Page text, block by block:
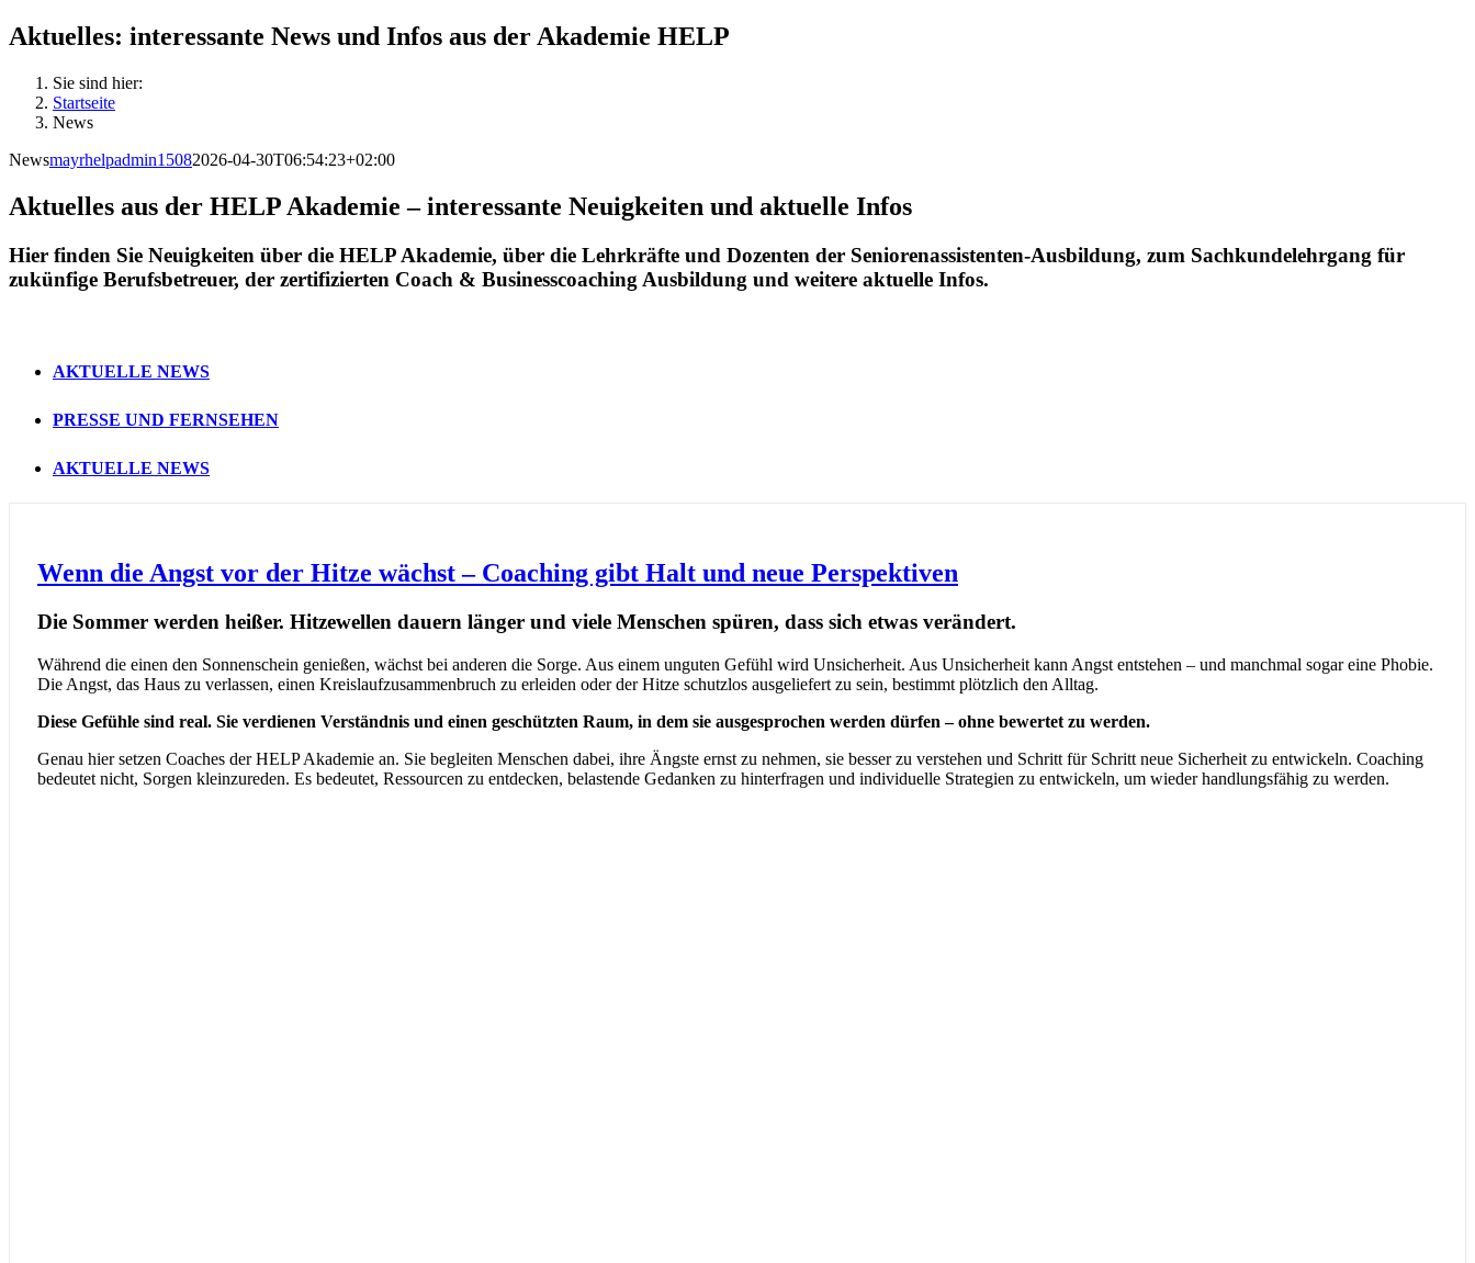
Aktuelles: interessante News und Infos aus der Akademie HELP
Sie sind hier:
Startseite
News
Newsmayrhelpadmin15082026-04-30T06:54:23+02:00
Aktuelles aus der HELP Akademie – interessante Neuigkeiten und aktuelle Infos
Hier finden Sie Neuigkeiten über die HELP Akademie, über die Lehrkräfte und Dozenten der Seniorenassistenten-Ausbildung, zum Sachkundelehrgang für
zukünfige Berufsbetreuer, der zertifizierten Coach & Businesscoaching Ausbildung und weitere aktuelle Infos.
AKTUELLE NEWS
PRESSE UND FERNSEHEN
AKTUELLE NEWS
Wenn die Angst vor der Hitze wächst – Coaching gibt Halt und neue Perspektiven
Die Sommer werden heißer. Hitzewellen dauern länger und viele Menschen spüren, dass sich etwas verändert.
Während die einen den Sonnenschein genießen, wächst bei anderen die Sorge. Aus einem unguten Gefühl wird Unsicherheit. Aus Unsicherheit kann Angst entstehen – und manchmal sogar eine Phobie.
Die Angst, das Haus zu verlassen, einen Kreislaufzusammenbruch zu erleiden oder der Hitze schutzlos ausgeliefert zu sein, bestimmt plötzlich den Alltag.
Diese Gefühle sind real. Sie verdienen Verständnis und einen geschützten Raum, in dem sie ausgesprochen werden dürfen – ohne bewertet zu werden.
Genau hier setzen Coaches der HELP Akademie an. Sie begleiten Menschen dabei, ihre Ängste ernst zu nehmen, sie besser zu verstehen und Schritt für Schritt neue Sicherheit zu entwickeln. Coaching
bedeutet nicht, Sorgen kleinzureden. Es bedeutet, Ressourcen zu entdecken, belastende Gedanken zu hinterfragen und individuelle Strategien zu entwickeln, um wieder handlungsfähig zu werden.